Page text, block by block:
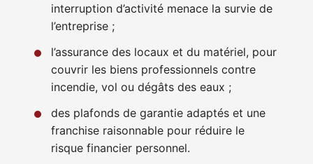
interruption d’activité menace la survie de
l’entreprise ;
l’assurance des locaux et du matériel, pour
couvrir les biens professionnels contre
incendie, vol ou dégâts des eaux ;
des plafonds de garantie adaptés et une
franchise raisonnable pour réduire le
risque financier personnel.